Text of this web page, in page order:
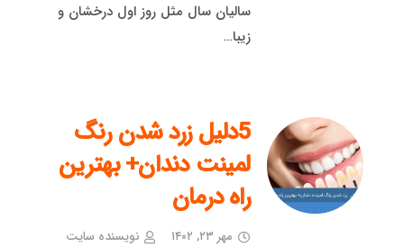
سالیان سال مثل روز اول درخشان و
زیبا…
5دلیل زرد شدن رنگ
لمینت دندان+ بهترین
راه درمان
مهر ۲۳, ۱۴۰۲ نویسنده سایت